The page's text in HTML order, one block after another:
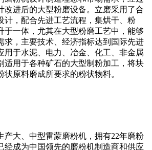
改进后的大型粉磨设备。立磨采用了合
计，配合先进工艺流程，集烘干、粉
于一体，尤其在大型粉磨工艺中，能够
求，主要技术、经济指标达到国际先进
用于水泥、电力、冶金、化工、非金属
适用于各种矿石的大型制粉加工，将块
状原料磨成所要求的粉状物料。
产大、中型雷蒙磨粉机，拥有22年磨粉
经成为中国领先的磨粉机制造商和供应